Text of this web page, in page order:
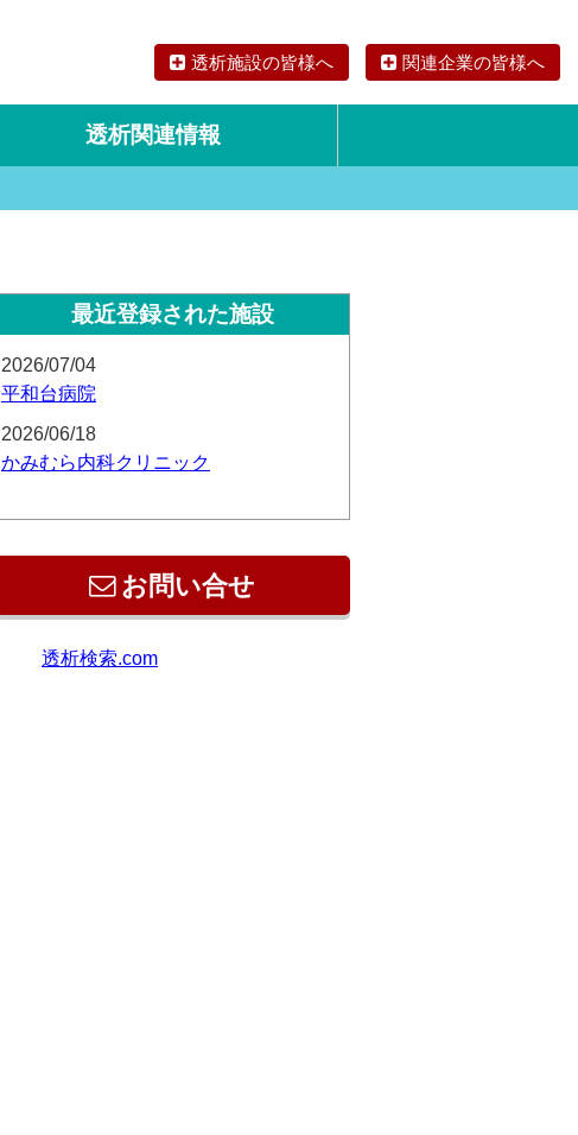
透析施設の皆様へ 関連企業の皆様へ
透析関連情報
最近登録された施設
2026/07/04
平和台病院
2026/06/18
かみむら内科クリニック
お問い合せ
透析検索.com